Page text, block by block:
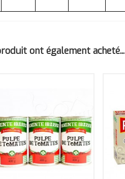
ont également acheté...